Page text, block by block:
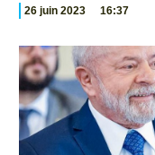
26 juin 2023 16:37